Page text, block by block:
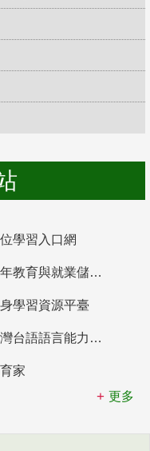
學習入口網
青年教育與就業儲蓄帳戶
學習資源平臺
臺灣台語語言能力認證網站
家
更多